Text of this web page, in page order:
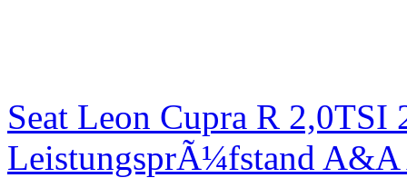
Seat Leon Cupra R
LeistungsprÃ¼fstand